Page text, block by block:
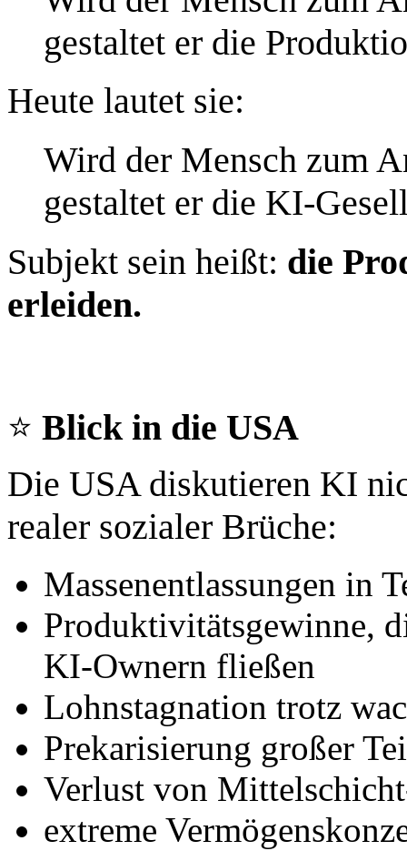
gestaltet er die
Heute lautet sie:
Wird der Mensch zum
gestaltet er die
Subjekt sein heißt: die
erleiden.
⭐ Blick in die USA
Die USA diskutieren KI
realer sozialer Brüche:
Massenentlassungen in
Produktivitätsgewinne,
KI‑Ownern fließen
Lohnstagnation trotz
Prekarisierung großer
Verlust von
extreme